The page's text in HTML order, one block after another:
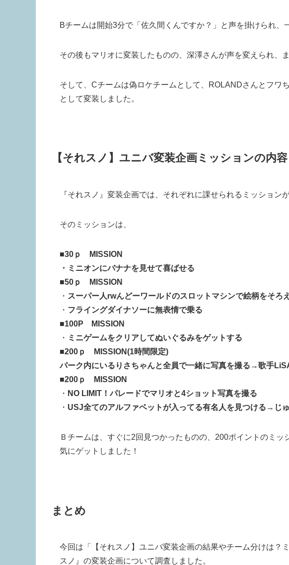
Bチームは開始3分で「佐久間くんですか？」と声を掛けられ、
その後もマリオに変装したものの、深澤さんが声を変えられ、
そして、Cチームは偽ロケチームとして、ROLANDさんとフワ
として変装しました。
【それスノ】ユニバ変装企画ミッションの内容
『それスノ』変装企画では、それぞれに課せられるミッション
そのミッションは、
■30ｐ MISSION
・ミニオンにバナナを見せて喜ばせる
■50ｐ MISSION
・ スーパー人rwんどーワールドのスロットマシンで絵柄をそろ
・ フライングダイナソーに無表情で乗る
■100P MISSION
・ ミニゲームをクリアしてぬいぐるみをゲットする
■200ｐ MISSION(1時間限定)
パーク内にいるりさちゃんと全員で一緒に写真を撮る →歌手
■200ｐ MISSION
・ NO LIMIT！パレードでマリオと4ショット写真を撮る
・ USJ全てのアルファベットが入ってる有名人を見つける → じ
Ｂチームは、すぐに2回見つかったものの、200ポイントのミ
気にゲットしました！
まとめ
今回は「【それスノ】ユニバ変装企画の結果やチーム分けは？
スノ』の変装企画について調査しました。